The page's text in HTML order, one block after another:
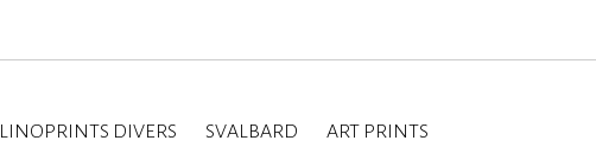
LINOPRINTS DIVERS SVALBARD
ART PRINTS